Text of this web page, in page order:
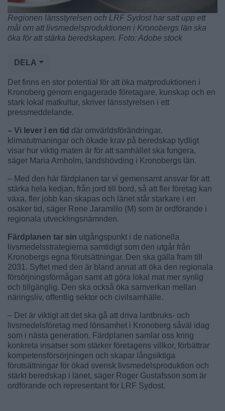
Regionen länsstyrelsen och LRF Sydost har satt upp ett
mål om att livsmedelsproduktionen i Kronobergs län ska
öka för att stärka beredskapen. Foto: Adobe stock
DELA
Det finns en stor potential för att öka matproduktionen i
Kronoberg genom engagerade företagare, kunskap och en
stark lokal matkultur, skriver länsstyrelsen i ett
pressmeddelande.
– Vi lever i en tid där omvärldsförändringar,
klimatutmaningar och ökade krav på beredskap tydligt
visar hur viktig maten är för att samhället ska fungera,
säger Maria Arnholm, landshövding i Kronobergs län.
– Med den här färdplanen tar vi gemensamt ansvar för att
stärka hela kedjan, från jord till bord, så att fler företag kan
växa, fler jobb kan skapas och länet står starkare i en
osäker tid, säger Rene Jaramillo (M) som är ordförande i
regionala utvecklingsnämnden.
Färdplanen tar sin utgångspunkt i de nationella
livsmedelsstrategierna samtidigt som den utgår från
Kronobergs egna förutsättningar. Den ska gälla fram till
2031. Syftet med den är bland annat att öka den regionala
försörjningsförmågan samt att göra lokal mat mer synlig
och tillgänglig. Den ska också öka samverkan mellan
näringsliv, offentlig sektor och civilsamhälle.
– Det är viktigt att det ska gå att driva lantbruks- och
livsmedelsföretag med lönsamhet i Kronoberg såväl idag
som i nästa generation. Färdplanen samlar oss kring
konkreta insatser som stärker företagens villkor, förbättrar
kompetensförsörjningen och skapar långsiktiga
förutsättningar för ökad svensk livsmedelsproduktion och
stärkt beredskap i länet, säger Roger Gustafsson som är
ordförande och representant för LRF Sydost.